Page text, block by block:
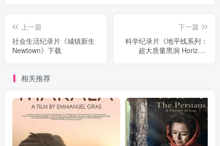
上一篇
社会生活纪录片《城镇新生
Newtown》下载
下一篇
科学纪录片《地平线系列：
超大质量黑洞 Horizon:
相关推荐